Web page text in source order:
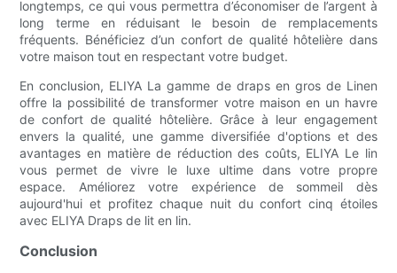
longtemps, ce qui vous permettra d’économiser de l’argent à
long terme en réduisant le besoin de remplacements
fréquents. Bénéficiez d’un confort de qualité hôtelière dans
votre maison tout en respectant votre budget.
En conclusion, ELIYA La gamme de draps en gros de Linen
offre la possibilité de transformer votre maison en un havre
de confort de qualité hôtelière. Grâce à leur engagement
envers la qualité, une gamme diversifiée d'options et des
avantages en matière de réduction des coûts, ELIYA Le lin
vous permet de vivre le luxe ultime dans votre propre
espace. Améliorez votre expérience de sommeil dès
aujourd'hui et profitez chaque nuit du confort cinq étoiles
avec ELIYA Draps de lit en lin.
Conclusion